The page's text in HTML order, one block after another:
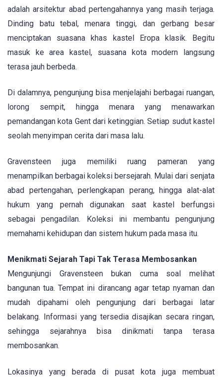
adalah arsitektur abad pertengahannya yang masih terjaga.
Dinding batu tebal, menara tinggi, dan gerbang besar
menciptakan suasana khas kastel Eropa klasik. Begitu
masuk ke area kastel, suasana kota modern langsung
terasa jauh berbeda.
Di dalamnya, pengunjung bisa menjelajahi berbagai ruangan,
lorong sempit, hingga menara yang menawarkan
pemandangan kota Gent dari ketinggian. Setiap sudut kastel
seolah menyimpan cerita dari masa lalu.
Gravensteen juga memiliki ruang pameran yang
menampilkan berbagai koleksi bersejarah. Mulai dari senjata
abad pertengahan, perlengkapan perang, hingga alat-alat
hukum yang pernah digunakan saat kastel berfungsi
sebagai pengadilan. Koleksi ini membantu pengunjung
memahami kehidupan dan sistem hukum pada masa itu.
Menikmati Sejarah Tapi Tak Terasa Membosankan
Mengunjungi Gravensteen bukan cuma soal melihat
bangunan tua. Tempat ini dirancang agar tetap nyaman dan
mudah dipahami oleh pengunjung dari berbagai latar
belakang. Informasi yang tersedia disajikan secara ringan,
sehingga sejarahnya bisa dinikmati tanpa terasa
membosankan.
Lokasinya yang berada di pusat kota juga membuat